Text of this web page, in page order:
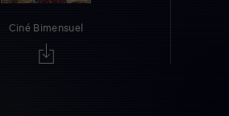
Ciné Bimensuel